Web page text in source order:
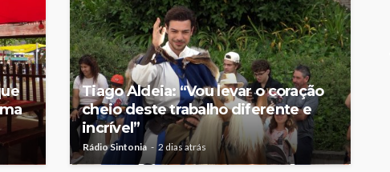
Tiago Aldeia: “Vou levar o coração
cheio deste trabalho diferente e
incrível”
Rádio Sintonia 2 dias atrás